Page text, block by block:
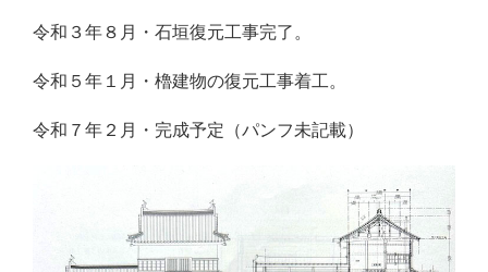
令和３年８月・石垣復元工事完了。
令和５年１月・櫓建物の復元工事着工。
令和７年２月・完成予定（パンフ未記載）